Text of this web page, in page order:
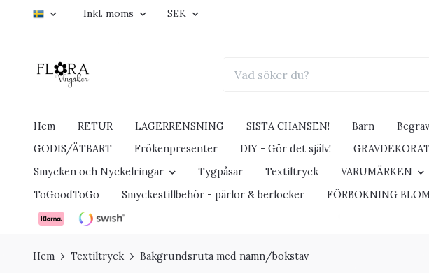
Inkl. moms SEK
Hem RETUR LAGERRENSNING SISTA CHANSEN! Barn
GODIS/ÄTBART
Frökenpresenter DIY - Gör det själv!
Smycken och Nyckelringar
Tygpåsar Textiltryck VARUMÄRKEN
ToGoodToGo
Smyckestillbehör - pärlor & berlocker FÖRBOKNING
Hem Textiltryck Bakgrundsruta med namn/bokstav